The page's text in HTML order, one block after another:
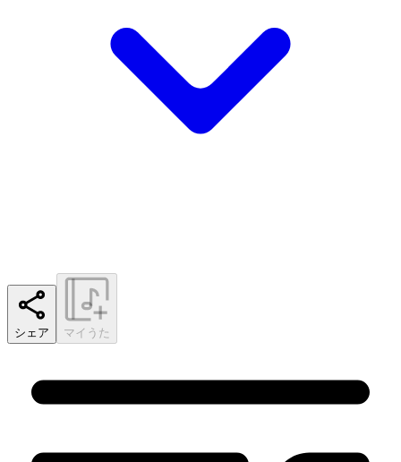
シェア マイうた